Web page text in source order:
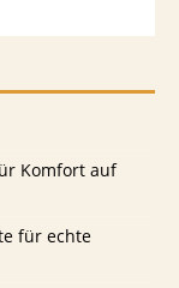
Komfort auf
für echte